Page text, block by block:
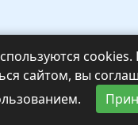
сайтом, вы